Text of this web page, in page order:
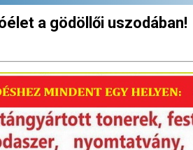
a gödöllői uszodában!